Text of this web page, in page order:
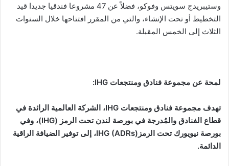
وستيبريدج سويتس وفوكو، فضلاً عن 47 مشروعا فندقيا جديدا قيد
التخطيط أو تحت الإنشاء، والتي من المقرر افتتاحها خلال السنوات
الثلاث إلى الخمس المقبلة.
لمحة عن مجموعة فنادق ومنتجعات IHG
:
تهدف مجموعة فنادق ومنتجعات ، الشركة العالمية الرائدة في
قطاع الفنادق والمُدرجة في بورصة لندن تحت الرمز (IHG)
، وفي
بورصة نيويورك تحت الرمز IHG (ADRs)، إلى توفير الضيافة الراقية
الدائمة.